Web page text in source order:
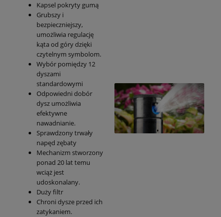
Kapsel pokryty gumą
Grubszy i
bezpieczniejszy,
umożliwia regulację
kąta od góry dzięki
czytelnym symbolom.
Wybór pomiędzy 12
dyszami
standardowymi
Odpowiedni dobór
dysz umożliwia
efektywne
nawadnianie.
Sprawdzony trwały
napęd zębaty
Mechanizm stworzony
ponad 20 lat temu
wciąż jest
udoskonalany.
Duży filtr
Chroni dysze przed ich
zatykaniem.